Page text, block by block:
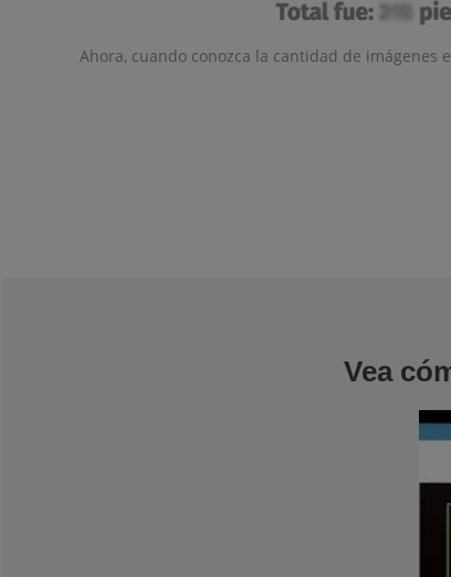
Ahora, cuando conozca la cantidad de imágenes
Vea